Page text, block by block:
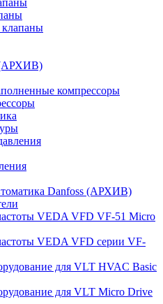
клапаны
(АРХИВ)
компрессоры
Danfoss (АРХИВ)
VEDA VFD VF-51 Micro
VEDA VFD серии VF-
для VLT HVAC Basic
для VLT Micro Drive